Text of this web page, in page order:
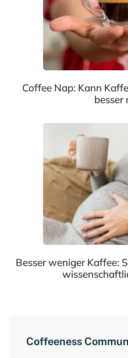
Coffee Nap: Kann
besser
Besser weniger Kaffee:
Coffeeness